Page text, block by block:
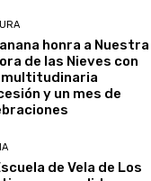
honra a Nuestra
de las Nieves con
multitudinaria
y un mes de
de Vela de Los